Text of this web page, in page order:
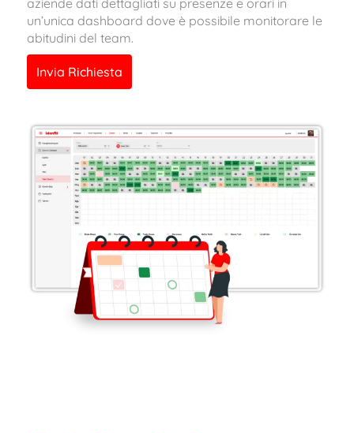
un’unica dashboard dove è possibile monitorare le
abitudini del team.
Invia Richiesta